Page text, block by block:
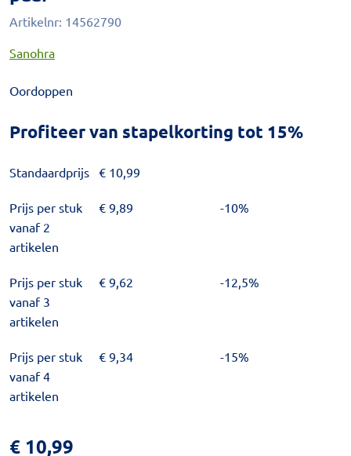
Artikelnr: 14562790
Sanohra
Oordoppen
Profiteer van stapelkorting tot 15%
Standaardprijs € 10,99
Prijs per stuk
vanaf 2
artikelen
€ 9,89 -10%
Prijs per stuk
vanaf 3
artikelen
€ 9,62 -12,5%
Prijs per stuk
vanaf 4
artikelen
€ 9,34 -15%
€ 10,99